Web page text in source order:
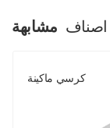
اصناف مشابهة
كرسي ماكينة